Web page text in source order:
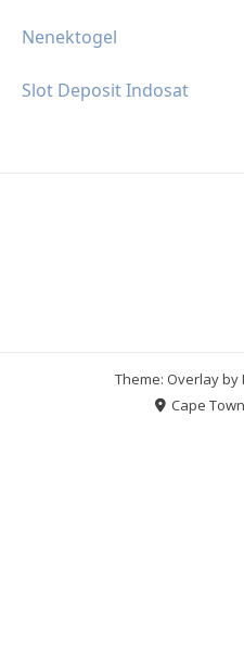
Nenektogel
Slot Deposit Indosat
Theme: Overlay by
Cape